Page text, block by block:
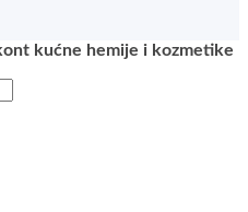
kućne hemije i kozmetike